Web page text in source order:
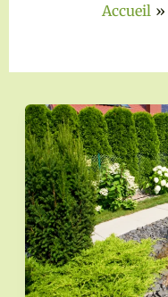
Accueil